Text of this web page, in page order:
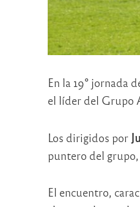
En la 19° jornada
el líder del Grupo
Los dirigidos por
puntero del
El encuentro,